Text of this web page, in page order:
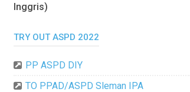
Inggris)
TRY OUT ASPD 2022
PP ASPD DIY
TO PPAD/ASPD Sleman IPA